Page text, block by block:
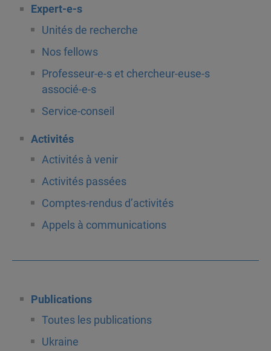
Expert-e-s
Unités de recherche
Nos fellows
Professeur-e-s et chercheur-euse-s
associé-e-s
Service-conseil
Activités
Activités à venir
Activités passées
Comptes-rendus d’activités
Appels à communications
Publications
Toutes les publications
Ukraine